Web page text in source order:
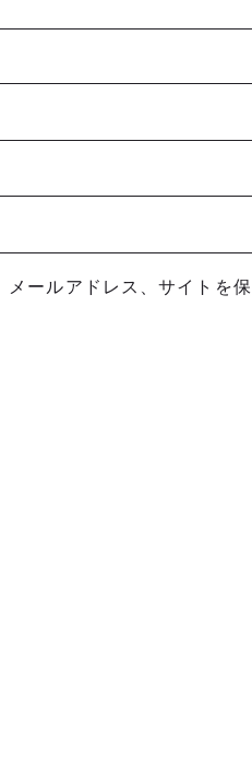
ールアドレス、サイトを保